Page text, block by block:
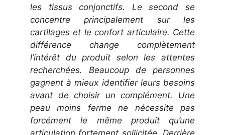
les tissus conjonctifs. Le second se
concentre principalement sur les
cartilages et le confort articulaire. Cette
différence change complètement
l’intérêt du produit selon les attentes
recherchées. Beaucoup de personnes
gagnent à mieux identifier leurs besoins
avant de choisir un complément. Une
peau moins ferme ne nécessite pas
forcément le même produit qu’une
articulation fortement sollicitée. Derrière